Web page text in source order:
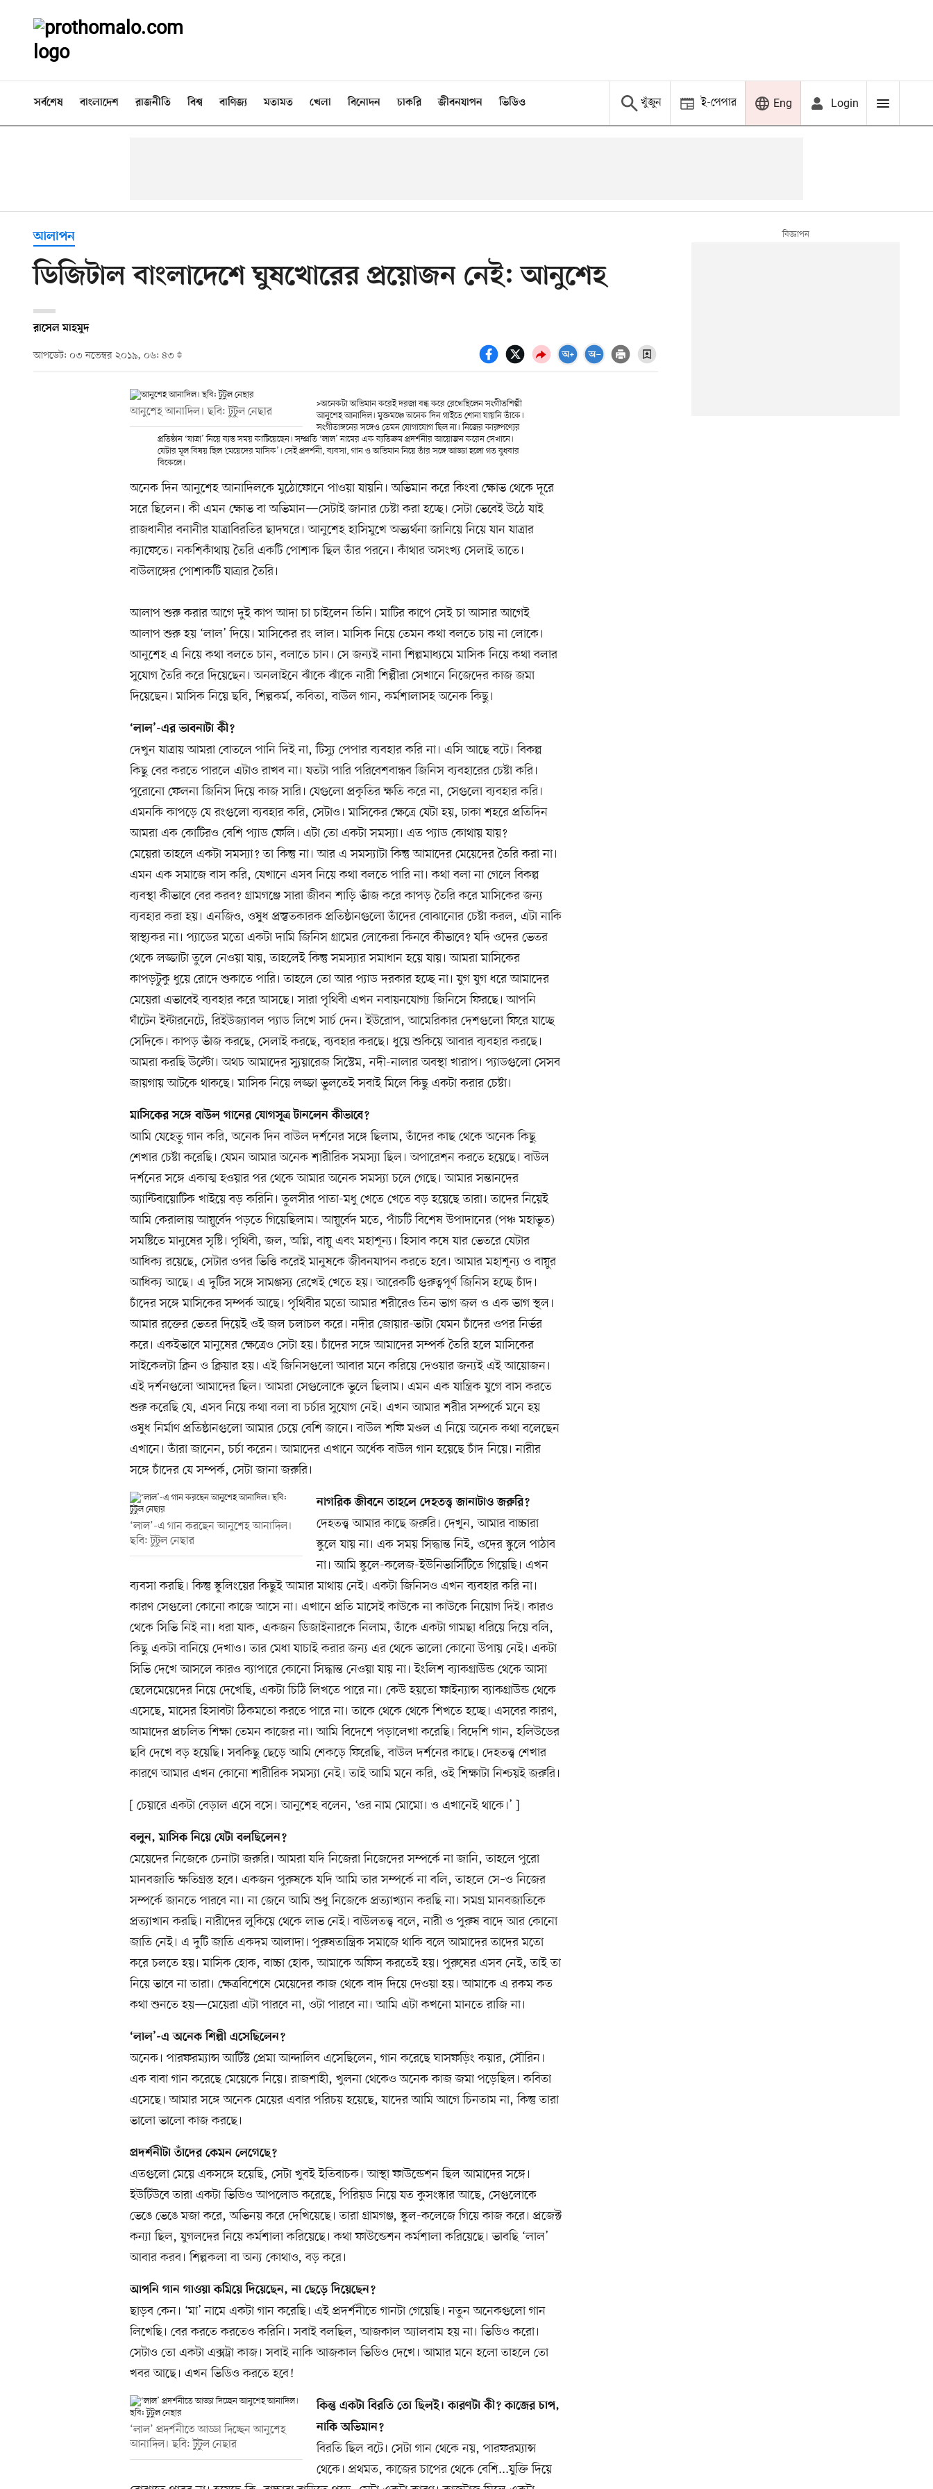
সর্বশেষ বাংলাদেশ রাজনীতি বিশ্ব বাণিজ্য মতামত খেলা বিনোদন চাকরি জীবনযাপন ভিডিও খুঁজুন ই-পেপার Eng Login
আলাপন
ডিজিটাল বাংলাদেশে ঘুষখোরের প্রয়োজন নেই: আনুশেহ
রাসেল মাহমুদ
আপডেট: ০৩ নভেম্বর ২০১৯, ০৬: ৪৩
আনুশেহ আনাদিল। ছবি: টুটুল নেছার
>অনেকটা অভিমান করেই দরজা বন্ধ করে রেখেছিলেন সংগীতশিল্পী
আনুশেহ আনাদিল। মুক্তমঞ্চে অনেক দিন গাইতে শোনা যায়নি তাঁকে।
সংগীতাঙ্গনের সঙ্গেও তেমন যোগাযোগ ছিল না। নিজের কারুপণ্যের
প্রতিষ্ঠান ‘যাত্রা’ নিয়ে ব্যস্ত সময় কাটিয়েছেন। সম্প্রতি ‘লাল’ নামের এক ব্যতিক্রম প্রদর্শনীর আয়োজন করেন সেখানে।
যেটার মূল বিষয় ছিল ‘মেয়েদের মাসিক’। সেই প্রদর্শনী, ব্যবসা, গান ও অভিমান নিয়ে তাঁর সঙ্গে আড্ডা হলো গত বুধবার
বিকেলে।
অনেক দিন আনুশেহ আনাদিলকে মুঠোফোনে পাওয়া যায়নি। অভিমান করে কিংবা ক্ষোভ থেকে দূরে
সরে ছিলেন। কী এমন ক্ষোভ বা অভিমান—সেটাই জানার চেষ্টা করা হচ্ছে। সেটা ভেবেই উঠে যাই
রাজধানীর বনানীর যাত্রাবিরতির ছাদঘরে। আনুশেহ হাসিমুখে অভ্যর্থনা জানিয়ে নিয়ে যান যাত্রার
ক্যাফেতে। নকশিকাঁথায় তৈরি একটি পোশাক ছিল তাঁর পরনে। কাঁথার অসংখ্য সেলাই তাতে।
বাউলাঙ্গের পোশাকটি যাত্রার তৈরি।
আলাপ শুরু করার আগে দুই কাপ আদা চা চাইলেন তিনি। মাটির কাপে সেই চা আসার আগেই
আলাপ শুরু হয় ‘লাল’ দিয়ে। মাসিকের রং লাল। মাসিক নিয়ে তেমন কথা বলতে চায় না লোকে।
আনুশেহ এ নিয়ে কথা বলতে চান, বলাতে চান। সে জন্যই নানা শিল্পমাধ্যমে মাসিক নিয়ে কথা বলার
সুযোগ তৈরি করে দিয়েছেন। অনলাইনে ঝাঁকে ঝাঁকে নারী শিল্পীরা সেখানে নিজেদের কাজ জমা
দিয়েছেন। মাসিক নিয়ে ছবি, শিল্পকর্ম, কবিতা, বাউল গান, কর্মশালাসহ অনেক কিছু।
‘লাল’-এর ভাবনাটা কী?
দেখুন যাত্রায় আমরা বোতলে পানি দিই না, টিস্যু পেপার ব্যবহার করি না। এসি আছে বটে। বিকল্প
কিছু বের করতে পারলে এটাও রাখব না। যতটা পারি পরিবেশবান্ধব জিনিস ব্যবহারের চেষ্টা করি।
পুরোনো ফেলনা জিনিস দিয়ে কাজ সারি। যেগুলো প্রকৃতির ক্ষতি করে না, সেগুলো ব্যবহার করি।
এমনকি কাপড়ে যে রংগুলো ব্যবহার করি, সেটাও। মাসিকের ক্ষেত্রে যেটা হয়, ঢাকা শহরে প্রতিদিন
আমরা এক কোটিরও বেশি প্যাড ফেলি। এটা তো একটা সমস্যা। এত প্যাড কোথায় যায়?
মেয়েরা তাহলে একটা সমস্যা? তা কিন্তু না। আর এ সমস্যাটা কিন্তু আমাদের মেয়েদের তৈরি করা না।
এমন এক সমাজে বাস করি, যেখানে এসব নিয়ে কথা বলতে পারি না। কথা বলা না গেলে বিকল্প
ব্যবস্থা কীভাবে বের করব? গ্রামগঞ্জে সারা জীবন শাড়ি ভাঁজ করে কাপড় তৈরি করে মাসিকের জন্য
ব্যবহার করা হয়। এনজিও, ওষুধ প্রস্তুতকারক প্রতিষ্ঠানগুলো তাঁদের বোঝানোর চেষ্টা করল, এটা নাকি
স্বাস্থ্যকর না। প্যাডের মতো একটা দামি জিনিস গ্রামের লোকেরা কিনবে কীভাবে? যদি ওদের ভেতর
থেকে লজ্জাটা তুলে নেওয়া যায়, তাহলেই কিন্তু সমস্যার সমাধান হয়ে যায়। আমরা মাসিকের
কাপড়টুকু ধুয়ে রোদে শুকাতে পারি। তাহলে তো আর প্যাড দরকার হচ্ছে না। যুগ যুগ ধরে আমাদের
মেয়েরা এভাবেই ব্যবহার করে আসছে। সারা পৃথিবী এখন নবায়নযোগ্য জিনিসে ফিরছে। আপনি
ঘাঁটেন ইন্টারনেটে, রিইউজ্যাবল প্যাড লিখে সার্চ দেন। ইউরোপ, আমেরিকার দেশগুলো ফিরে যাচ্ছে
সেদিকে। কাপড় ভাঁজ করছে, সেলাই করছে, ব্যবহার করছে। ধুয়ে শুকিয়ে আবার ব্যবহার করছে।
আমরা করছি উল্টো। অথচ আমাদের স্যুয়ারেজ সিস্টেম, নদী-নালার অবস্থা খারাপ। প্যাডগুলো সেসব
জায়গায় আটকে থাকছে। মাসিক নিয়ে লজ্জা ভুলতেই সবাই মিলে কিছু একটা করার চেষ্টা।
মাসিকের সঙ্গে বাউল গানের যোগসূত্র টানলেন কীভাবে?
আমি যেহেতু গান করি, অনেক দিন বাউল দর্শনের সঙ্গে ছিলাম, তাঁদের কাছ থেকে অনেক কিছু
শেখার চেষ্টা করেছি। যেমন আমার অনেক শারীরিক সমস্যা ছিল। অপারেশন করতে হয়েছে। বাউল
দর্শনের সঙ্গে একাত্ম হওয়ার পর থেকে আমার অনেক সমস্যা চলে গেছে। আমার সন্তানদের
অ্যান্টিবায়োটিক খাইয়ে বড় করিনি। তুলসীর পাতা-মধু খেতে খেতে বড় হয়েছে তারা। তাদের নিয়েই
আমি কেরালায় আয়ুর্বেদ পড়তে গিয়েছিলাম। আয়ুর্বেদ মতে, পাঁচটি বিশেষ উপাদানের (পঞ্চ মহাভূত)
সমষ্টিতে মানুষের সৃষ্টি। পৃথিবী, জল, অগ্নি, বায়ু এবং মহাশূন্য। হিসাব কষে যার ভেতরে যেটার
আধিক্য রয়েছে, সেটার ওপর ভিত্তি করেই মানুষকে জীবনযাপন করতে হবে। আমার মহাশূন্য ও বায়ুর
আধিক্য আছে। এ দুটির সঙ্গে সামঞ্জস্য রেখেই খেতে হয়। আরেকটি গুরুত্বপূর্ণ জিনিস হচ্ছে চাঁদ।
চাঁদের সঙ্গে মাসিকের সম্পর্ক আছে। পৃথিবীর মতো আমার শরীরেও তিন ভাগ জল ও এক ভাগ স্থল।
আমার রক্তের ভেতর দিয়েই ওই জল চলাচল করে। নদীর জোয়ার-ভাটা যেমন চাঁদের ওপর নির্ভর
করে। একইভাবে মানুষের ক্ষেত্রেও সেটা হয়। চাঁদের সঙ্গে আমাদের সম্পর্ক তৈরি হলে মাসিকের
সাইকেলটা ক্লিন ও ক্লিয়ার হয়। এই জিনিসগুলো আবার মনে করিয়ে দেওয়ার জন্যই এই আয়োজন।
এই দর্শনগুলো আমাদের ছিল। আমরা সেগুলোকে ভুলে ছিলাম। এমন এক যান্ত্রিক যুগে বাস করতে
শুরু করেছি যে, এসব নিয়ে কথা বলা বা চর্চার সুযোগ নেই। এখন আমার শরীর সম্পর্কে মনে হয়
ওষুধ নির্মাণ প্রতিষ্ঠানগুলো আমার চেয়ে বেশি জানে। বাউল শফি মণ্ডল এ নিয়ে অনেক কথা বলেছেন
এখানে। তাঁরা জানেন, চর্চা করেন। আমাদের এখানে অর্ধেক বাউল গান হয়েছে চাঁদ নিয়ে। নারীর
সঙ্গে চাঁদের যে সম্পর্ক, সেটা জানা জরুরি।
‘লাল’-এ গান করছেন আনুশেহ আনাদিল।
ছবি: টুটুল নেছার
নাগরিক জীবনে তাহলে দেহতত্ত্ব জানাটাও জরুরি?
দেহতত্ত্ব আমার কাছে জরুরি। দেখুন, আমার বাচ্চারা
স্কুলে যায় না। এক সময় সিদ্ধান্ত নিই, ওদের স্কুলে পাঠাব
না। আমি স্কুলে-কলেজ-ইউনিভার্সিটিতে গিয়েছি। এখন
ব্যবসা করছি। কিন্তু স্কুলিংয়ের কিছুই আমার মাথায় নেই। একটা জিনিসও এখন ব্যবহার করি না।
কারণ সেগুলো কোনো কাজে আসে না। এখানে প্রতি মাসেই কাউকে না কাউকে নিয়োগ দিই। কারও
থেকে সিভি নিই না। ধরা যাক, একজন ডিজাইনারকে নিলাম, তাঁকে একটা গামছা ধরিয়ে দিয়ে বলি,
কিছু একটা বানিয়ে দেখাও। তার মেধা যাচাই করার জন্য এর থেকে ভালো কোনো উপায় নেই। একটা
সিভি দেখে আসলে কারও ব্যাপারে কোনো সিদ্ধান্ত নেওয়া যায় না। ইংলিশ ব্যাকগ্রাউন্ড থেকে আসা
ছেলেমেয়েদের নিয়ে দেখেছি, একটা চিঠি লিখতে পারে না। কেউ হয়তো ফাইন্যান্স ব্যাকগ্রাউন্ড থেকে
এসেছে, মাসের হিসাবটা ঠিকমতো করতে পারে না। তাকে থেকে থেকে শিখতে হচ্ছে। এসবের কারণ,
আমাদের প্রচলিত শিক্ষা তেমন কাজের না। আমি বিদেশে পড়ালেখা করেছি। বিদেশি গান, হলিউডের
ছবি দেখে বড় হয়েছি। সবকিছু ছেড়ে আমি শেকড়ে ফিরেছি, বাউল দর্শনের কাছে। দেহতত্ত্ব শেখার
কারণে আমার এখন কোনো শারীরিক সমস্যা নেই। তাই আমি মনে করি, ওই শিক্ষাটা নিশ্চয়ই জরুরি।
[ চেয়ারে একটা বেড়াল এসে বসে। আনুশেহ বলেন, ‘ওর নাম মোমো। ও এখানেই থাকে।’ ]
বলুন, মাসিক নিয়ে যেটা বলছিলেন?
মেয়েদের নিজেকে চেনাটা জরুরি। আমরা যদি নিজেরা নিজেদের সম্পর্কে না জানি, তাহলে পুরো
মানবজাতি ক্ষতিগ্রস্ত হবে। একজন পুরুষকে যদি আমি তার সম্পর্কে না বলি, তাহলে সে–ও নিজের
সম্পর্কে জানতে পারবে না। না জেনে আমি শুধু নিজেকে প্রত্যাখ্যান করছি না। সমগ্র মানবজাতিকে
প্রত্যাখান করছি। নারীদের লুকিয়ে থেকে লাভ নেই। বাউলতত্ত্ব বলে, নারী ও পুরুষ বাদে আর কোনো
জাতি নেই। এ দুটি জাতি একদম আলাদা। পুরুষতান্ত্রিক সমাজে থাকি বলে আমাদের তাদের মতো
করে চলতে হয়। মাসিক হোক, বাচ্চা হোক, আমাকে অফিস করতেই হয়। পুরুষের এসব নেই, তাই তা
নিয়ে ভাবে না তারা। ক্ষেত্রবিশেষে মেয়েদের কাজ থেকে বাদ দিয়ে দেওয়া হয়। আমাকে এ রকম কত
কথা শুনতে হয়—মেয়েরা এটা পারবে না, ওটা পারবে না। আমি এটা কখনো মানতে রাজি না।
‘লাল’-এ অনেক শিল্পী এসেছিলেন?
অনেক। পারফরম্যান্স আর্টিস্ট প্রেমা আন্দালিব এসেছিলেন, গান করেছে ঘাসফড়িং কয়ার, সৌরিন।
এক বাবা গান করেছে মেয়েকে নিয়ে। রাজশাহী, খুলনা থেকেও অনেক কাজ জমা পড়েছিল। কবিতা
এসেছে। আমার সঙ্গে অনেক মেয়ের এবার পরিচয় হয়েছে, যাদের আমি আগে চিনতাম না, কিন্তু তারা
ভালো ভালো কাজ করছে।
প্রদর্শনীটা তাঁদের কেমন লেগেছে?
এতগুলো মেয়ে একসঙ্গে হয়েছি, সেটা খুবই ইতিবাচক। আস্থা ফাউন্ডেশন ছিল আমাদের সঙ্গে।
ইউটিউবে তারা একটা ভিডিও আপলোড করেছে, পিরিয়ড নিয়ে যত কুসংস্কার আছে, সেগুলোকে
ভেঙে ভেঙে মজা করে, অভিনয় করে দেখিয়েছে। তারা গ্রামগঞ্জ, স্কুল-কলেজে গিয়ে কাজ করে। প্রজেক্ট
কন্যা ছিল, যুগলদের নিয়ে কর্মশালা করিয়েছে। কথা ফাউন্ডেশন কর্মশালা করিয়েছে। ভাবছি ‘লাল’
আবার করব। শিল্পকলা বা অন্য কোথাও, বড় করে।
আপনি গান গাওয়া কমিয়ে দিয়েছেন, না ছেড়ে দিয়েছেন?
ছাড়ব কেন। ‘মা’ নামে একটা গান করেছি। এই প্রদর্শনীতে গানটা গেয়েছি। নতুন অনেকগুলো গান
লিখেছি। বের করতে করতেও করিনি। সবাই বলছিল, আজকাল অ্যালবাম হয় না। ভিডিও করো।
সেটাও তো একটা এক্সট্রা কাজ। সবাই নাকি আজকাল ভিডিও দেখে। আমার মনে হলো তাহলে তো
খবর আছে। এখন ভিডিও করতে হবে!
‘লাল’ প্রদর্শনীতে আড্ডা দিচ্ছেন আনুশেহ
আনাদিল। ছবি: টুটুল নেছার
কিন্তু একটা বিরতি তো ছিলই। কারণটা কী? কাজের চাপ,
নাকি অভিমান?
বিরতি ছিল বটে। সেটা গান থেকে নয়, পারফরম্যান্স
থেকে। প্রথমত, কাজের চাপের থেকে বেশি...যুক্তি দিয়ে